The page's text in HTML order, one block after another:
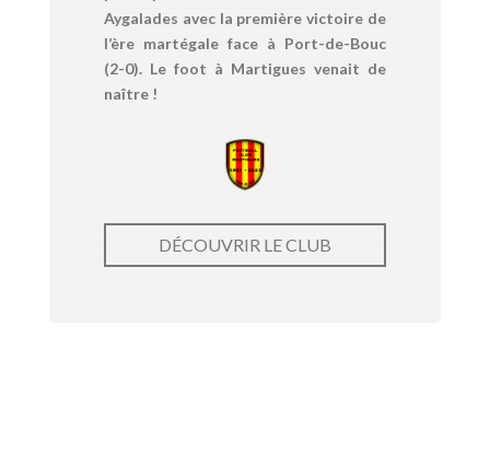
Aygalades avec la première victoire de
l’ère martégale face à Port-de-Bouc
(2-0). Le foot à Martigues venait de
naître !
DÉCOUVRIR LE CLUB